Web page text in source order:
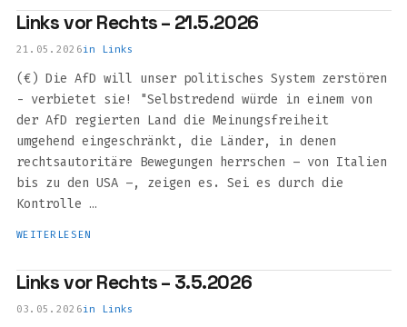
Links vor Rechts – 21.5.2026
21.05.2026in Links
(€) Die AfD will unser politisches System zerstören
- verbietet sie! "Selbstredend würde in einem von
der AfD regierten Land die Meinungsfreiheit
umgehend eingeschränkt, die Länder, in denen
rechtsautoritäre Bewegungen herrschen – von Italien
bis zu den USA –, zeigen es. Sei es durch die
Kontrolle …
WEITERLESEN
Links vor Rechts – 3.5.2026
03.05.2026in Links